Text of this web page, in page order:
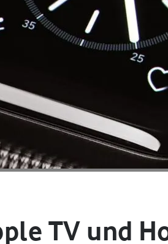
TV und